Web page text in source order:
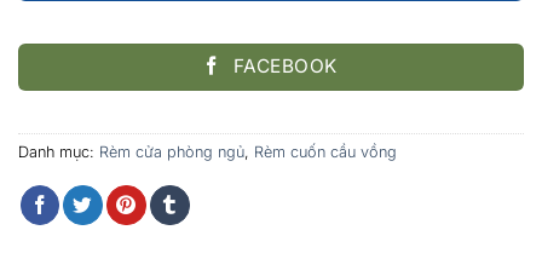
FACEBOOK
Danh mục: Rèm cửa phòng ngủ, Rèm cuốn cầu vồng